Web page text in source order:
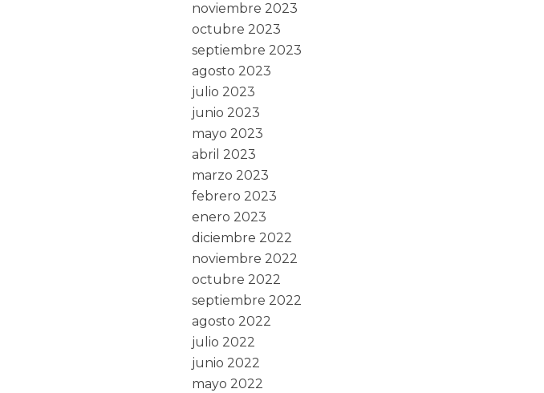
noviembre 2023
octubre 2023
septiembre 2023
agosto 2023
julio 2023
junio 2023
mayo 2023
abril 2023
marzo 2023
febrero 2023
enero 2023
diciembre 2022
noviembre 2022
octubre 2022
septiembre 2022
agosto 2022
julio 2022
junio 2022
mayo 2022